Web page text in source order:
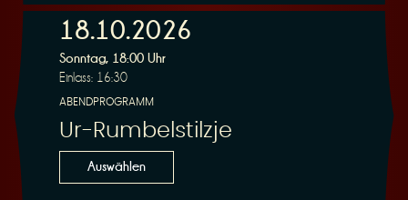
18.10.2026
Sonntag, 18:00 Uhr
Einlass: 16:30
ABENDPROGRAMM
Ur-Rumbelstilzje
Auswählen